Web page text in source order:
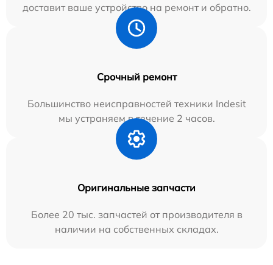
доставит ваше устройство на ремонт и обратно.
Срочный ремонт
Большинство неисправностей техники Indesit
мы устраняем в течение 2 часов.
Оригинальные запчасти
Более 20 тыс. запчастей от производителя в
наличии на собственных складах.